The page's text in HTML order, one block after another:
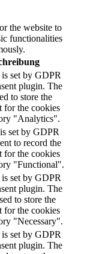
the website to
functionalities
set by GDPR
plugin. The
to store the
for the cookies
"Analytics".
set by GDPR
to record the
for the cookies
"Functional".
set by GDPR
plugin. The
to store the
for the cookies
"Necessary".
set by GDPR
plugin. The